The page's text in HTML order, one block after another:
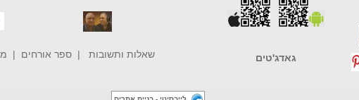
גאדג'טים שאלות ותשובות |ספר אורחים |